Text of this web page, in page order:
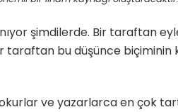
şimdilerde. Bir taraftan
bu düşünce biçiminin
ve yazarlarca en çok